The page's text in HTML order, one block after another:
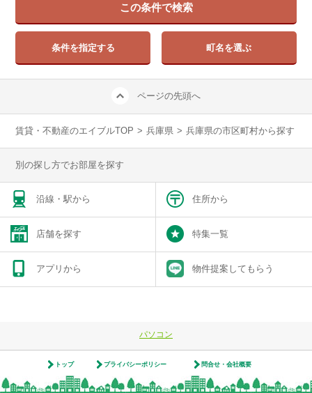
この条件で検索
条件を指定する 町名を選ぶ
ページの先頭へ
賃貸・不動産のエイブルTOP > 兵庫県 > 兵庫県の市区町村から探す
別の探し方でお部屋を探す
沿線・駅から 住所から
店舗を探す 特集一覧
アプリから 物件提案してもらう
パソコン
トップ プライバシーポリシー 問合せ・会社概要